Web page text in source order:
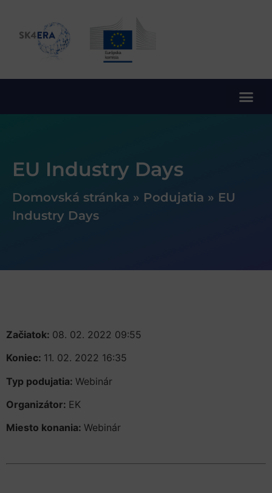
EU Industry Days
Domovská stránka » Podujatia » EU
Industry Days
Začiatok: 08. 02. 2022 09:55
Koniec: 11. 02. 2022 16:35
Typ podujatia: Webinár
Organizátor: EK
Miesto konania: Webinár